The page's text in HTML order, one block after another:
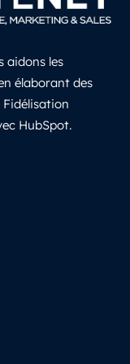
aidons les
élaborant des
HubSpot.